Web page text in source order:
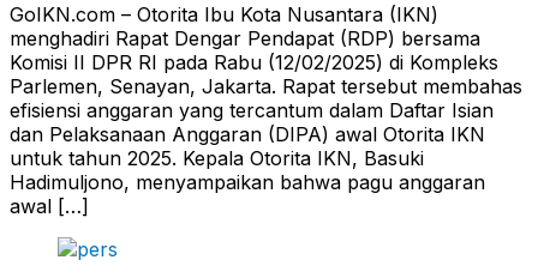
GoIKN.com – Otorita Ibu Kota Nusantara (IKN)
menghadiri Rapat Dengar Pendapat (RDP) bersama
Komisi II DPR RI pada Rabu (12/02/2025) di Kompleks
Parlemen, Senayan, Jakarta. Rapat tersebut membahas
efisiensi anggaran yang tercantum dalam Daftar Isian
dan Pelaksanaan Anggaran (DIPA) awal Otorita IKN
untuk tahun 2025. Kepala Otorita IKN, Basuki
Hadimuljono, menyampaikan bahwa pagu anggaran
awal […]